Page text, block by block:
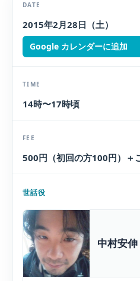
DATE
2015年2月28日（土）
Google カレンダーに追加
TIME
14時〜17時頃
FEE
500円（初回の方100円）＋
世話役
中村安伸